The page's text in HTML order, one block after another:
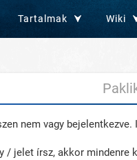
Tartalmak Wiki
nem vagy
/ jelet írsz, akkor